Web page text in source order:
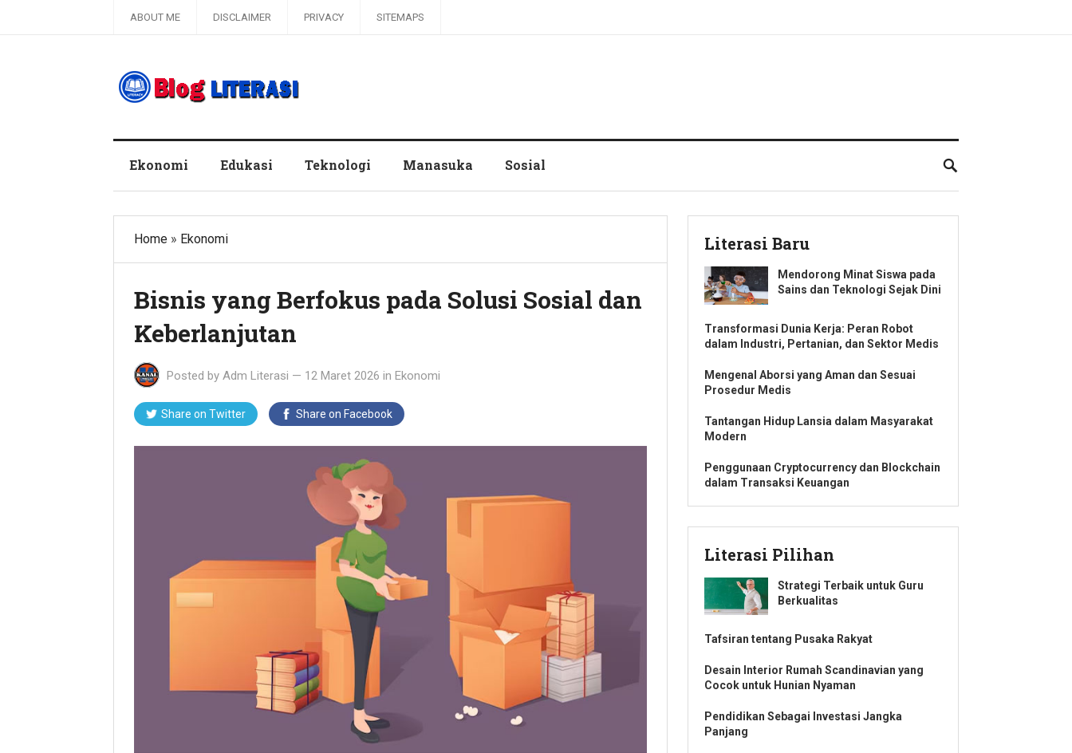
ABOUT ME DISCLAIMER PRIVACY SITEMAPS
Ekonomi Edukasi Teknologi Manasuka Sosial
Home » Ekonomi
Bisnis yang Berfokus pada Solusi Sosial dan
Keberlanjutan
Posted by Adm Literasi — 12 Maret 2026 in Ekonomi
Share on Twitter Share on Facebook
Literasi Baru
Mendorong Minat Siswa pada
Sains dan Teknologi Sejak Dini
Transformasi Dunia Kerja: Peran Robot
dalam Industri, Pertanian, dan Sektor Medis
Mengenal Aborsi yang Aman dan Sesuai
Prosedur Medis
Tantangan Hidup Lansia dalam Masyarakat
Modern
Penggunaan Cryptocurrency dan Blockchain
dalam Transaksi Keuangan
Literasi Pilihan
Strategi Terbaik untuk Guru
Berkualitas
Tafsiran tentang Pusaka Rakyat
Desain Interior Rumah Scandinavian yang
Cocok untuk Hunian Nyaman
Pendidikan Sebagai Investasi Jangka
Panjang